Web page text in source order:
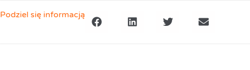
Podziel się informacją